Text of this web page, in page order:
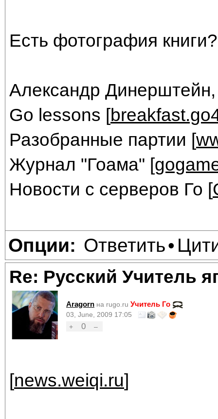
Есть фотография книги?
Александр Динерштейн,
Go lessons [
Разобранные партии [
Журнал "Гоама" [
Новости с серверов Го [
Опции: Ответить•
Re: Русский Учитель
Aragorn на rugo.ru Учитель Го
03, June, 2009 17:05
+
0 –
[news.weiqi.ru]